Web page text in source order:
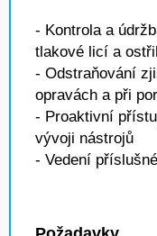
- Kontrola a
tlakové licí a
- Odstraňování
opravách a při
- Proaktivní
vývoji nástrojů
- Vedení